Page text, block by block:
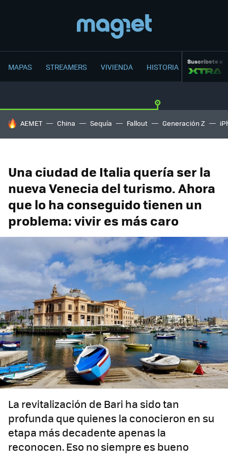
MAPAS STREAMERS VIVIENDA HISTORIA Suscríbete a
HOY SE HABLA DE
AEMET China Sequía Fallout Generación Z
Una ciudad de Italia quería ser la
nueva Venecia del turismo. Ahora
que lo ha conseguido tienen un
problema: vivir es más caro
La revitalización de Bari ha sido tan
profunda que quienes la conocieron en su
etapa más decadente apenas la
reconocen. Eso no siempre es bueno